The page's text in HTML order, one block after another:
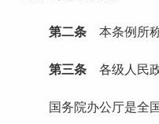
第二条 本条例所
第三条 各级人民
国务院办公厅是全国